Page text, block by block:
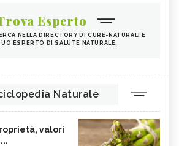
Esperto
NELLA DIRECTORY DI CURE-NATURALI E
ESPERTO DI SALUTE NATURALE.
Naturale
valori